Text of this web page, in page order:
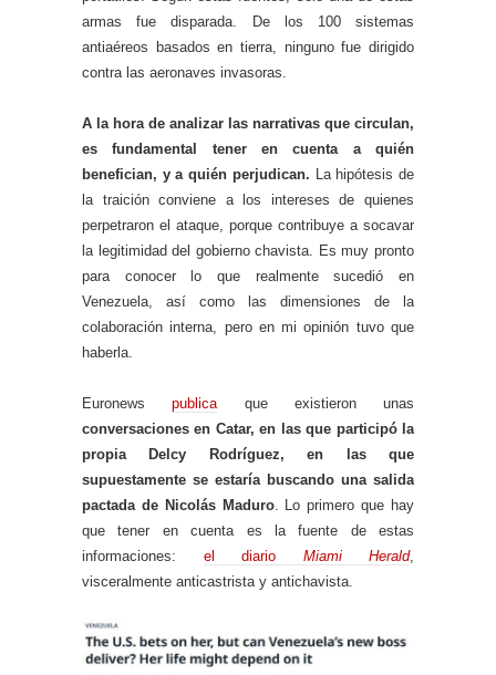
armas fue disparada. De los 100 sistemas
antiaéreos basados en tierra, ninguno fue dirigido
contra las aeronaves invasoras.
A la hora de analizar las narrativas que circulan,
es fundamental tener en cuenta a quién
benefician, y a quién perjudican. La hipótesis de
la traición conviene a los intereses de quienes
perpetraron el ataque, porque contribuye a socavar
la legitimidad del gobierno chavista. Es muy pronto
para conocer lo que realmente sucedió en
Venezuela, así como las dimensiones de la
colaboración interna, pero en mi opinión tuvo que
haberla.
Euronewspublicaque existieron unas
conversaciones en Catar, en las que participó la
propia Delcy Rodríguez, en las que
supuestamente se estaría buscando una salida
pactada de Nicolás Maduro. Lo primero que hay
que tener en cuenta es la fuente de estas
informaciones: el diario Miami Herald,
visceralmente anticastrista y antichavista.